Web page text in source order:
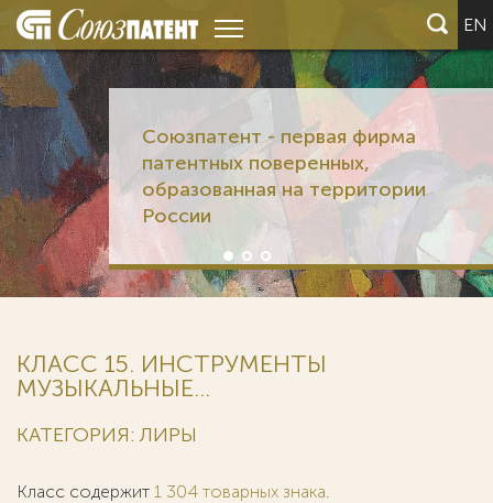
EN
Союзпатент - первая фирма
патентных поверенных,
образованная на территории
России
КЛАСС 15. ИНСТРУМЕНТЫ
МУЗЫКАЛЬНЫЕ...
КАТЕГОРИЯ: ЛИРЫ
Класс содержит 1 304 товарных знака.